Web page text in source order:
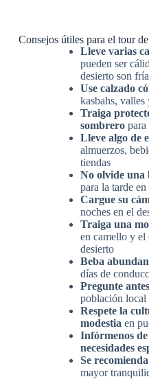
Consejos útiles para el tour
Lleve varias
pueden ser
desierto son
Use calzado
kasbahs, valles
Traiga
sombreropara
Lleve algo de
almuerzos,
tiendas
No olvide una
para la tarde
Cargue su
noches en el
Traiga una
en camello y el
desierto
Beba
días de
Pregunte
población local
Respete la
modestia en
Infórmenos
necesidades
Se
mayor